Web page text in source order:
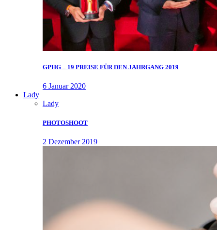
GPHG – 19 PREISE FÜR DEN JAHRGANG 2019
6 Januar 2020
Lady
Lady
PHOTOSHOOT
2 Dezember 2019